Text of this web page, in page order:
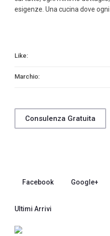
esigenze. Una cucina dove
Like:
Marchio:
Consulenza Gratuita
Facebook Google+
Ultimi Arrivi